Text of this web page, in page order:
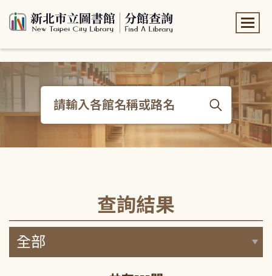
查詢結果